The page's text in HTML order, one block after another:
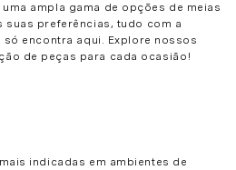
ampla gama de opções de meias
suas preferências, tudo com a
encontra aqui. Explore nossos
de peças para cada ocasião!
indicadas em ambientes de